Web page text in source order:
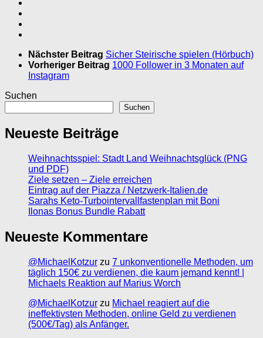
Nächster Beitrag Sicher Steirische spielen (Hörbuch)
Vorheriger Beitrag 1000 Follower in 3 Monaten auf
Instagram
Suchen
Suchen
Neueste Beiträge
Weihnachtsspiel: Stadt Land Weihnachtsglück (PNG
und PDF)
Ziele setzen – Ziele erreichen
Eintrag auf der Piazza / Netzwerk-Italien.de
Sarahs Keto-Turbointervallfastenplan mit Boni
Ilonas Bonus Bundle Rabatt
Neueste Kommentare
@MichaelKotzur zu 7 unkonventionelle Methoden, um
täglich 150€ zu verdienen, die kaum jemand kennt! |
Michaels Reaktion auf Marius Worch
@MichaelKotzur zu Michael reagiert auf die
ineffektivsten Methoden, online Geld zu verdienen
(500€/Tag) als Anfänger.